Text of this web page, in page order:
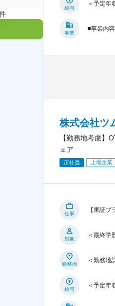
給与
＜予定年
事業
■事業内
株式会社ツ
【勤務地考慮】
ェア
正社員 上場企業
仕事
【東証
対象
＜最終学
勤務地
＜勤務地
給与
＜予定年